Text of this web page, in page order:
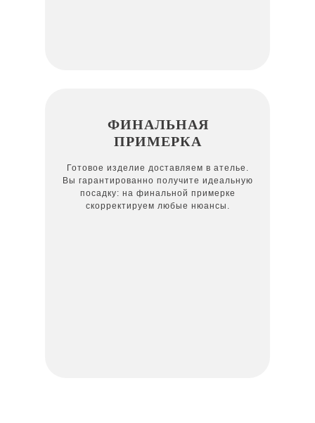
Готовое изделие доставляем в ателье.
Вы гарантированно получите идеальную
посадку: на финальной примерке
скорректируем любые нюансы.
ФИНАЛЬНАЯ
ПРИМЕРКА